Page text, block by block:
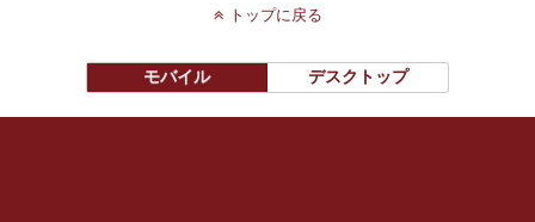
トップに戻る
モバイル デスクトップ